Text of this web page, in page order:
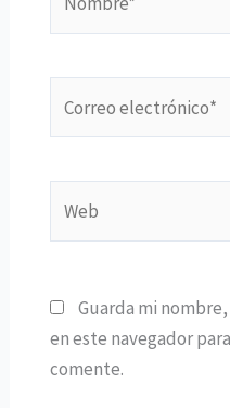
electrónico*
Guarda mi
en este navegador
comente.